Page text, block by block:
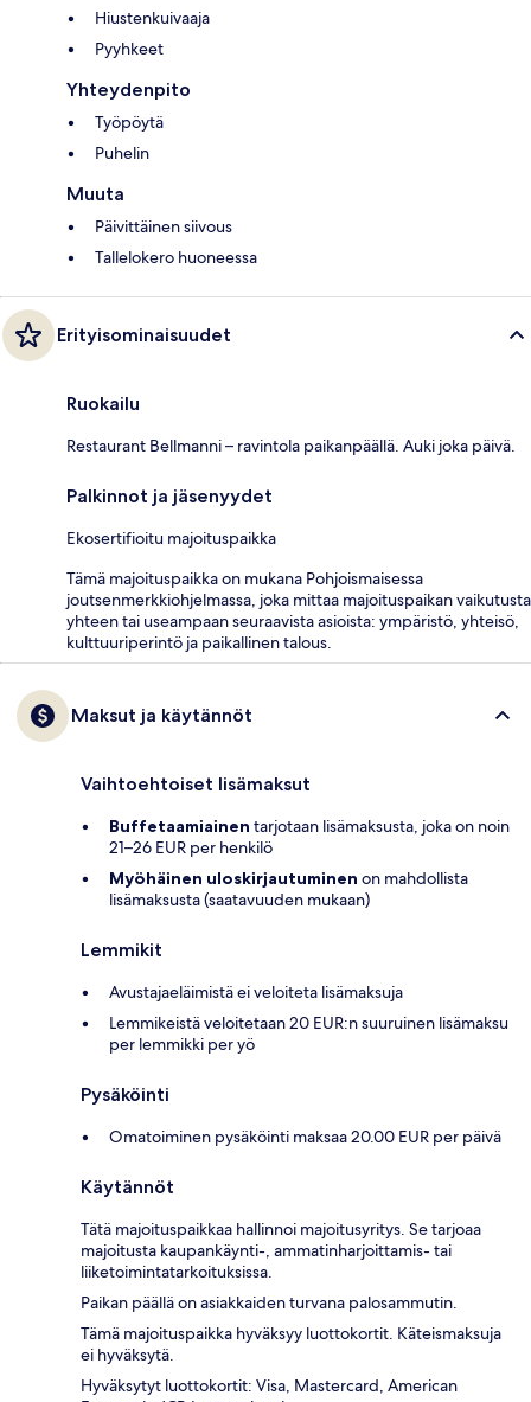
Hiustenkuivaaja
Pyyhkeet
Yhteydenpito
Työpöytä
Puhelin
Muuta
Päivittäinen siivous
Tallelokero huoneessa
Erityisominaisuudet
Ruokailu
Restaurant Bellmanni – ravintola paikanpäällä. Auki joka päivä.
Palkinnot ja jäsenyydet
Ekosertifioitu majoituspaikka
Tämä majoituspaikka on mukana Pohjoismaisessa
joutsenmerkkiohjelmassa, joka mittaa majoituspaikan vaikutusta
yhteen tai useampaan seuraavista asioista: ympäristö, yhteisö,
kulttuuriperintö ja paikallinen talous.
Maksut ja käytännöt
Vaihtoehtoiset lisämaksut
Buffetaamiainen tarjotaan lisämaksusta, joka on noin
21–26 EUR per henkilö
Myöhäinen uloskirjautuminen on mahdollista
lisämaksusta (saatavuuden mukaan)
Lemmikit
Avustajaeläimistä ei veloiteta lisämaksuja
Lemmikeistä veloitetaan 20 EUR:n suuruinen lisämaksu
per lemmikki per yö
Pysäköinti
Omatoiminen pysäköinti maksaa 20.00 EUR per päivä
Käytännöt
Tätä majoituspaikkaa hallinnoi majoitusyritys. Se tarjoaa
majoitusta kaupankäynti-, ammatinharjoittamis- tai
liiketoimintatarkoituksissa.
Paikan päällä on asiakkaiden turvana palosammutin.
Tämä majoituspaikka hyväksyy luottokortit. Käteismaksuja
ei hyväksytä.
Hyväksytyt luottokortit: Visa, Mastercard, American